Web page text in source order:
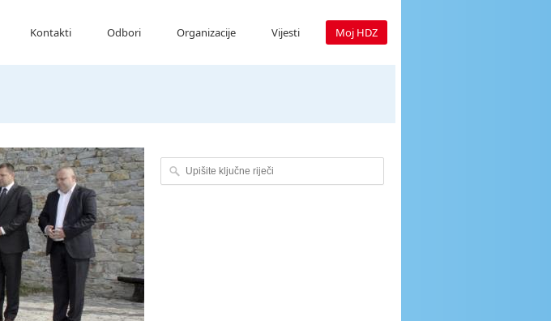
Moj HDZ
Vijesti
Organizacije
Odbori
Kontakti
Upišite ključne riječi